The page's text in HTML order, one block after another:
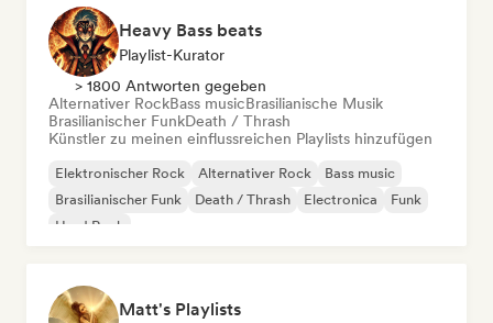
Heavy Bass beats
Playlist-Kurator
> 1800 Antworten gegeben
Alternativer RockBass musicBrasilianische Musik
Brasilianischer FunkDeath / Thrash
Künstler zu meinen einflussreichen Playlists hinzufügen
Elektronischer Rock Alternativer Rock
Bass music
Brasilianischer Funk
Death / Thrash Electronica
Funk
Hard Rock
Matt's Playlists